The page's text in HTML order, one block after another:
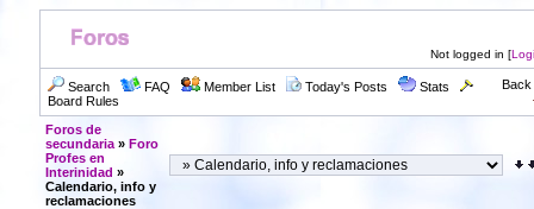
Not logged in [
Search FAQ Member List Today's Posts
Stats
Board Rules
Back
Foros de
secundaria» Foro
Profes en
Interinidad »
Calendario, info y
reclamaciones